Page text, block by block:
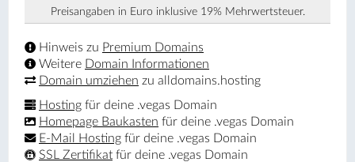
Preisangaben in Euro inklusive 19% Mehrwertsteuer.
Hinweis zu Premium Domains
Weitere Domain Informationen
Domain umziehen zu alldomains.hosting
Hosting für deine .vegas Domain
Homepage Baukasten für deine .vegas Domain
E-Mail Hosting für deine .vegas Domain
SSL Zertifikat für deine .vegas Domain